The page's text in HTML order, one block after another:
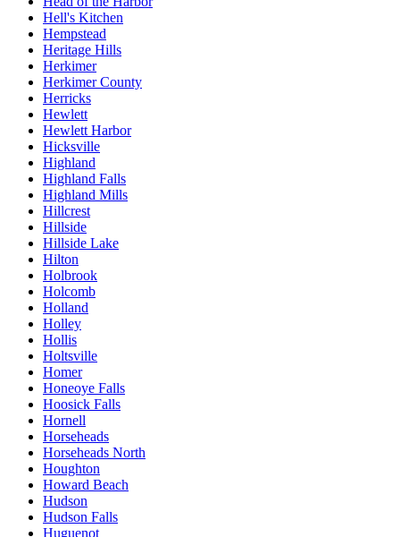
Hell's Kitchen
Hempstead
Heritage Hills
Herkimer
Herkimer County
Herricks
Hewlett
Hewlett Harbor
Hicksville
Highland
Highland Falls
Highland Mills
Hillcrest
Hillside
Hillside Lake
Hilton
Holbrook
Holcomb
Holland
Holley
Hollis
Holtsville
Homer
Honeoye Falls
Hoosick Falls
Hornell
Horseheads
Horseheads North
Houghton
Howard Beach
Hudson
Hudson Falls
Huguenot